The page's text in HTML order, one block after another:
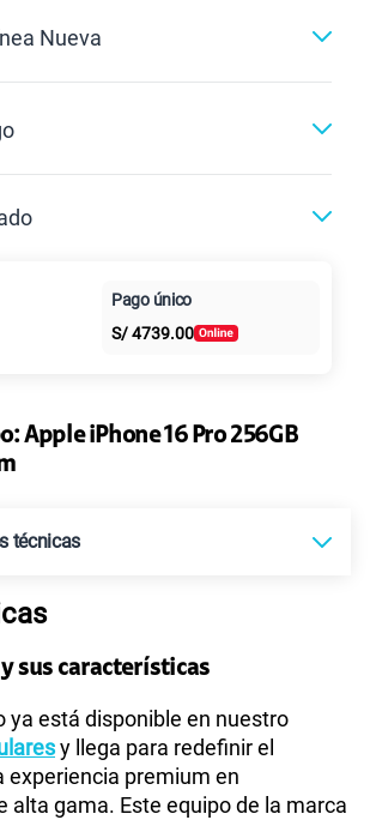
Nueva
Celular liberado
Cuotas Claro
intereses
Pago único
S/4739.00
Apple iPhone 16 Pro 256GB
técnicas
nano-SIM
con eSIM
sus características
ya está disponible en nuestro
y llega para redefinir el
experiencia premium en
alta gama. Este equipo de la marca